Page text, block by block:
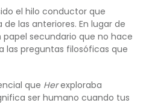
el hilo conductor que
las anteriores. En lugar de
secundario que no hace
las preguntas filosóficas que
que Herexploraba
ser humano cuando tus